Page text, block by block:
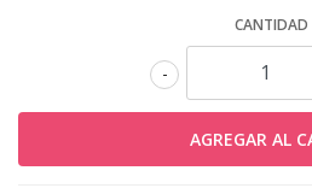
CANTIDAD
-